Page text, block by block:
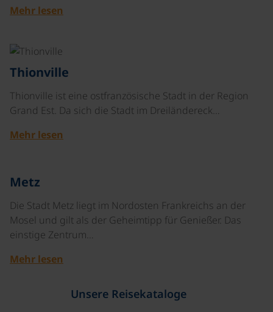
Mehr lesen
Thionville
Thionville ist eine ostfranzösische Stadt in der Region
Grand Est. Da sich die Stadt im Dreiländereck…
Mehr lesen
Metz
Die Stadt Metz liegt im Nordosten Frankreichs an der
Mosel und gilt als der Geheimtipp für Genießer. Das
einstige Zentrum…
Mehr lesen
Unsere Reisekataloge